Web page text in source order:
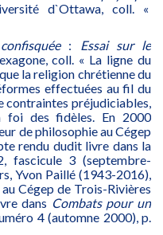
d`Ottawa, coll. «
: Essai sur le
coll. « La ligne du
la religion chrétienne du
effectuées au fil du
contraintes préjudiciables,
foi des fidèles. En 2000
de philosophie au Cégep
rendu dudit livre dans la
fascicule 3 (septembre-
Yvon Paillé (1943-2016),
Cégep de Trois-Rivières
dans Combats pour un
4 (automne 2000), p.